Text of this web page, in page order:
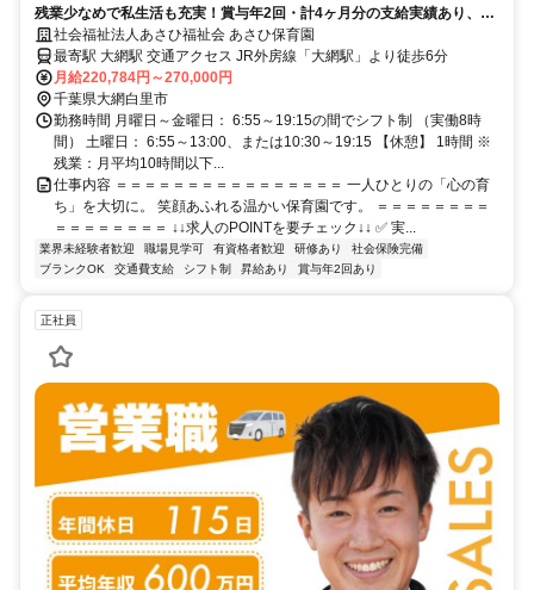
残業少なめで私生活も充実！賞与年2回・計4ヶ月分の支給実績あり、手
厚い研修サポートで安心！
社会福祉法人あさひ福祉会 あさひ保育園
最寄駅 大網駅 交通アクセス JR外房線「大網駅」より徒歩6分
月給220,784円～270,000円
千葉県大網白里市
勤務時間 月曜日～金曜日： 6:55～19:15の間でシフト制 （実働8時
間） 土曜日： 6:55～13:00、または10:30～19:15 【休憩】 1時間 ※
残業：月平均10時間以下...
仕事内容 ＝＝＝＝＝＝＝＝＝＝＝＝＝＝＝＝ 一人ひとりの「心の育
ち」を大切に。 笑顔あふれる温かい保育園です。 ＝＝＝＝＝＝＝＝
＝＝＝＝＝＝＝＝ ↓↓求人のPOINTを要チェック↓↓ ✅ 実...
業界未経験者歓迎 職場見学可 有資格者歓迎 研修あり
社会保険完備
ブランクOK
交通費支給 シフト制 昇給あり 賞与年2回あり
正社員